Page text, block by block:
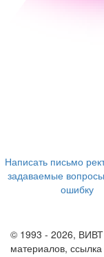
Написать письмо
задаваемые вопросы
ошибку
© 1993 - 2026,
материалов,